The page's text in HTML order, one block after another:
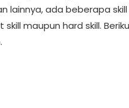
ada beberapa skill
maupun hard skill.